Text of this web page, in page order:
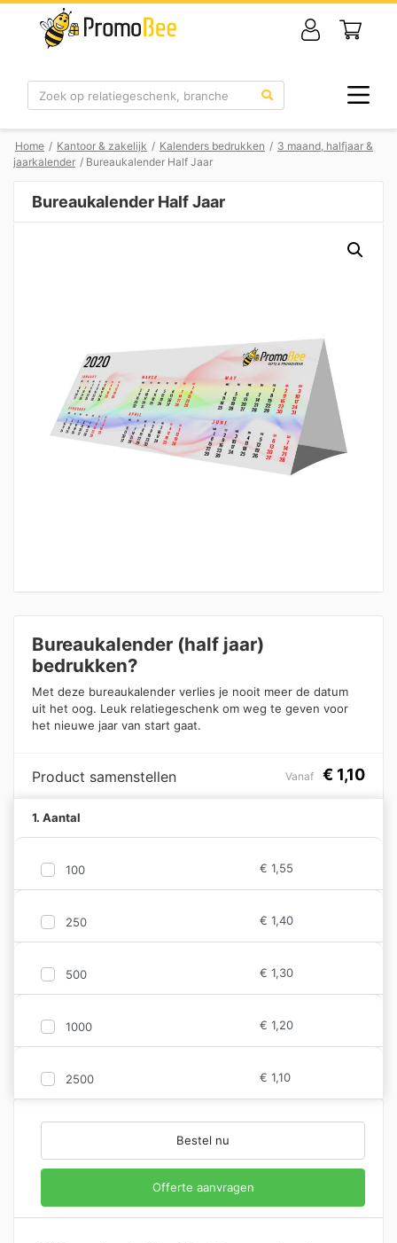
Zoek
Home / Kantoor & zakelijk / Kalenders bedrukken / 3 maand, halfjaar &
jaarkalender / Bureaukalender Half Jaar
Bureaukalender Half Jaar
Bureaukalender (half jaar)
bedrukken?
Met deze bureaukalender verlies je nooit meer de datum
uit het oog. Leuk relatiegeschenk om weg te geven voor
het nieuwe jaar van start gaat.
Product samenstellen Vanaf € 1,10
1. Aantal
100 € 1,55
250 € 1,40
500 € 1,30
1000 € 1,20
2500 € 1,10
Bestel nu
Offerte aanvragen